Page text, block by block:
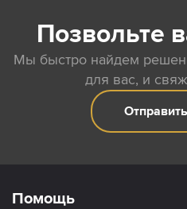
Позвольте
Мы быстро найдем
для вас, и
Помощь